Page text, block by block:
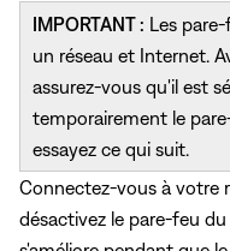
IMPORTANT : Les
un réseau et Internet.
assurez-vous qu'il est
temporairement le
essayez ce qui suit.
Connectez-vous à votre
désactivez le pare-feu